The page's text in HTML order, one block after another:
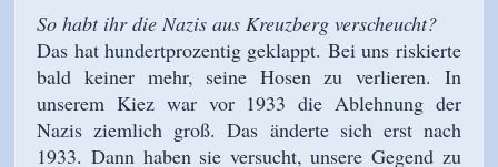
So habt ihr die Nazis aus Kreuzberg verscheucht?
Das hat hundertprozentig geklappt. Bei uns riskierte
bald keiner mehr, seine Hosen zu verlieren. In
unserem Kiez war vor 1933 die Ablehnung der
Nazis ziemlich groß. Das änderte sich erst nach
1933. Dann haben sie versucht, unsere Gegend zu